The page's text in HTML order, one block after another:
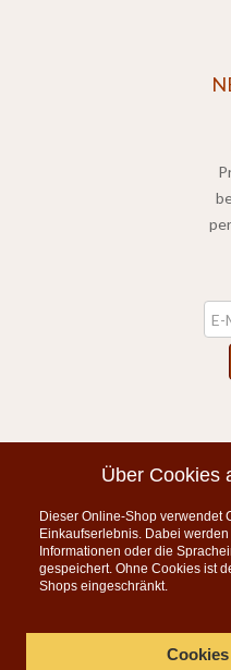
KONTAKT
Über Cookies
Dieser Online-Shop verwendet
Einkaufserlebnis. Dabei
Informationen oder die
gespeichert. Ohne Cookies ist
Shops eingeschränkt.